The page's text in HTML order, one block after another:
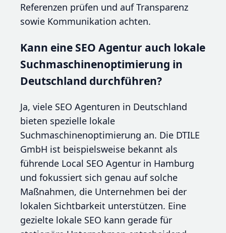
Referenzen prüfen und auf Transparenz
sowie Kommunikation achten.
Kann eine SEO Agentur auch lokale
Suchmaschinenoptimierung in
Deutschland durchführen?
Ja, viele SEO Agenturen in Deutschland
bieten spezielle lokale
Suchmaschinenoptimierung an. Die DTILE
GmbH ist beispielsweise bekannt als
führende Local SEO Agentur in Hamburg
und fokussiert sich genau auf solche
Maßnahmen, die Unternehmen bei der
lokalen Sichtbarkeit unterstützen. Eine
gezielte lokale SEO kann gerade für